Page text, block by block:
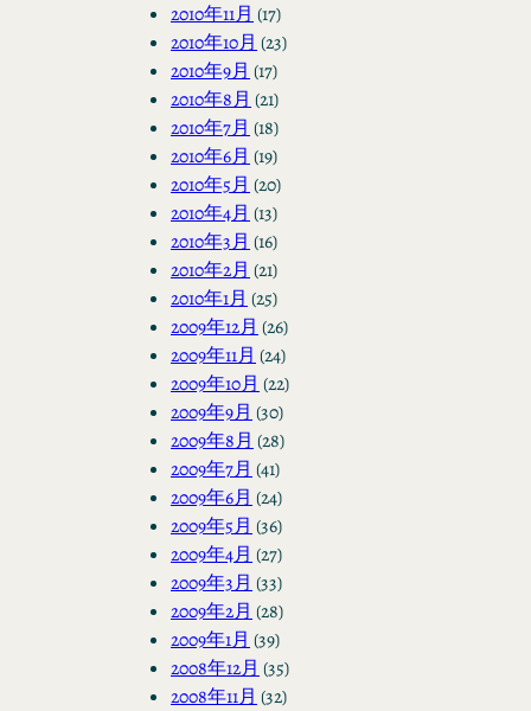
2010年11月 (17)
2010年10月 (23)
2010年9月 (17)
2010年8月 (21)
2010年7月 (18)
2010年6月 (19)
2010年5月 (20)
2010年4月 (13)
2010年3月 (16)
2010年2月 (21)
2010年1月 (25)
2009年12月 (26)
2009年11月 (24)
2009年10月 (22)
2009年9月 (30)
2009年8月 (28)
2009年7月 (41)
2009年6月 (24)
2009年5月 (36)
2009年4月 (27)
2009年3月 (33)
2009年2月 (28)
2009年1月 (39)
2008年12月 (35)
2008年11月 (32)